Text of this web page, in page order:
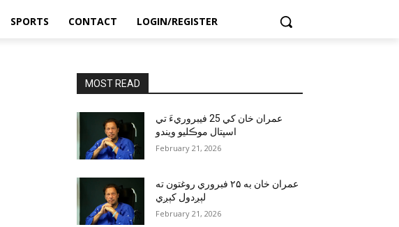
SPORTS CONTACT LOGIN/REGISTER
MOST READ
عمران خان کي 25 فيبروريءَ تي
اسپتال موڪليو ويندو
February 21, 2026
عمران خان به ۲۵ فبروري روغتون ته
لېږدول کېږي
February 21, 2026